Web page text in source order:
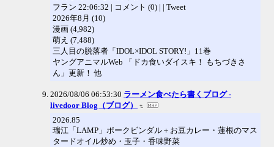
フラン 22:06:32 | コメント (0) | | Tweet
2026年8月 (10)
漫画 (4,982)
萌え (7,488)
三人目の脱落者「IDOL×IDOL STORY!」11巻
ヤングアニマルWeb 「ドカ食いダイスキ！ もちづきさ
ん」更新！ 他
2026/08/06 06:53:30 ラーメン食べたら書くブログ -
livedoor Blog（ブログ）
2026.85
瑞江「LAMP」ポークビンダル＋お豆カレー・蓮根のマス
タードオイル炒め・玉子・香味野菜